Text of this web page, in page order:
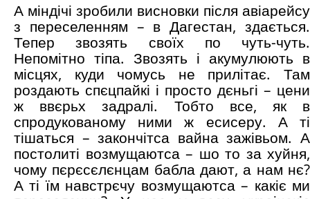
А міндічі зробили висновки після авіарейсу
з переселенням – в Дагестан, здається.
Тепер звозять своїх по чуть-чуть.
Непомітно тіпа. Звозять і акумулюють в
місцях, куди чомусь не прилітає. Там
роздають спєцпайкі і просто дєньгі – цени
ж ввєрьх задралі. Тобто все, як в
спродукованому ними ж есисеру. А ті
тішаться – закончітса вайна зажівьом. А
постолиті возмущаютса – шо то за хуйня,
чому пєрєсєлєнцам бабла дают, а нам нє?
А ті їм навстрєчу возмущаютса – какіє ми